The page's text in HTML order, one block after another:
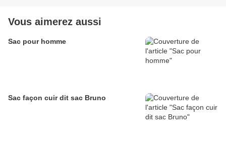
Vous aimerez aussi
Sac pour homme
Sac façon cuir dit sac Bruno